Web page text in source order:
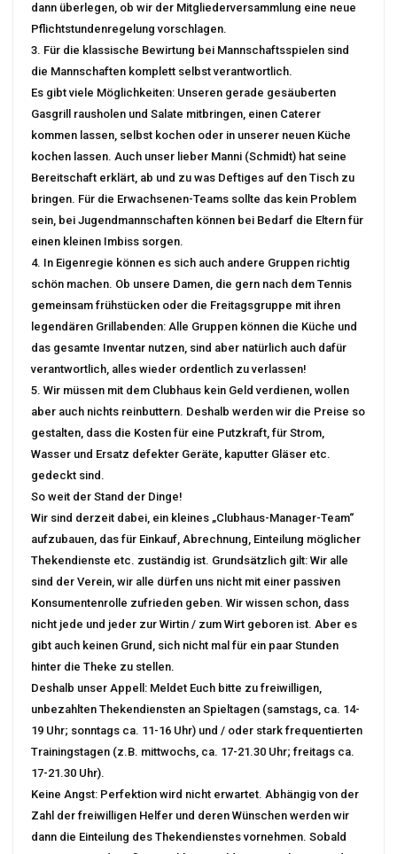
dann überlegen, ob wir der Mitgliederversammlung eine neue
Pflichtstundenregelung vorschlagen.
3. Für die klassische Bewirtung bei Mannschaftsspielen sind
die Mannschaften komplett selbst verantwortlich.
Es gibt viele Möglichkeiten: Unseren gerade gesäuberten
Gasgrill rausholen und Salate mitbringen, einen Caterer
kommen lassen, selbst kochen oder in unserer neuen Küche
kochen lassen. Auch unser lieber Manni (Schmidt) hat seine
Bereitschaft erklärt, ab und zu was Deftiges auf den Tisch zu
bringen. Für die Erwachsenen-Teams sollte das kein Problem
sein, bei Jugendmannschaften können bei Bedarf die Eltern für
einen kleinen Imbiss sorgen.
4. In Eigenregie können es sich auch andere Gruppen richtig
schön machen. Ob unsere Damen, die gern nach dem Tennis
gemeinsam frühstücken oder die Freitagsgruppe mit ihren
legendären Grillabenden: Alle Gruppen können die Küche und
das gesamte Inventar nutzen, sind aber natürlich auch dafür
verantwortlich, alles wieder ordentlich zu verlassen!
5. Wir müssen mit dem Clubhaus kein Geld verdienen, wollen
aber auch nichts reinbuttern. Deshalb werden wir die Preise so
gestalten, dass die Kosten für eine Putzkraft, für Strom,
Wasser und Ersatz defekter Geräte, kaputter Gläser etc.
gedeckt sind.
So weit der Stand der Dinge!
Wir sind derzeit dabei, ein kleines „Clubhaus-Manager-Team“
aufzubauen, das für Einkauf, Abrechnung, Einteilung möglicher
Thekendienste etc. zuständig ist. Grundsätzlich gilt: Wir alle
sind der Verein, wir alle dürfen uns nicht mit einer passiven
Konsumentenrolle zufrieden geben. Wir wissen schon, dass
nicht jede und jeder zur Wirtin / zum Wirt geboren ist. Aber es
gibt auch keinen Grund, sich nicht mal für ein paar Stunden
hinter die Theke zu stellen.
Deshalb unser Appell: Meldet Euch bitte zu freiwilligen,
unbezahlten Thekendiensten an Spieltagen (samstags, ca. 14-
19 Uhr; sonntags ca. 11-16 Uhr) und / oder stark frequentierten
Trainingstagen (z.B. mittwochs, ca. 17-21.30 Uhr; freitags ca.
17-21.30 Uhr).
Keine Angst: Perfektion wird nicht erwartet. Abhängig von der
Zahl der freiwilligen Helfer und deren Wünschen werden wir
dann die Einteilung des Thekendienstes vornehmen. Sobald